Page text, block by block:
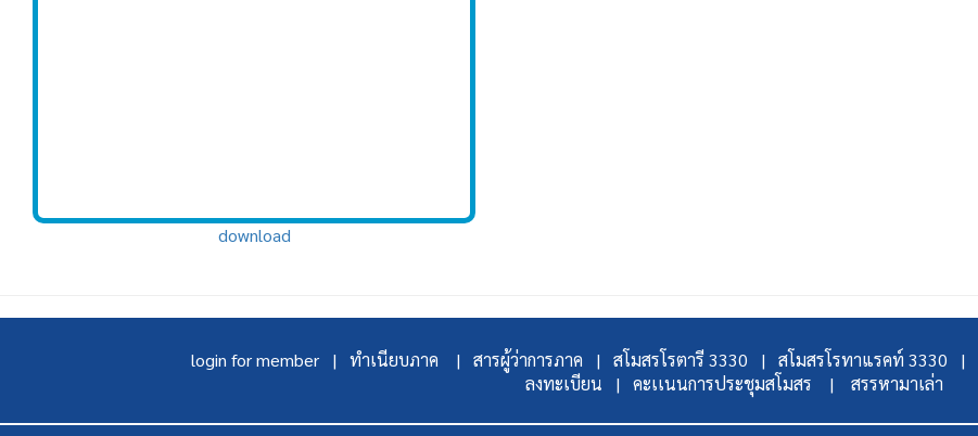
download
login for member | ทำเนียบภาค | สารผู้ว่าการภาค | สโมสรโรตารี 3330 | สโมสรโรทาแรคท์ 3330 |
ลงทะเบียน |
คะเเนนการประชุมสโมสร | สรรหามาเล่า